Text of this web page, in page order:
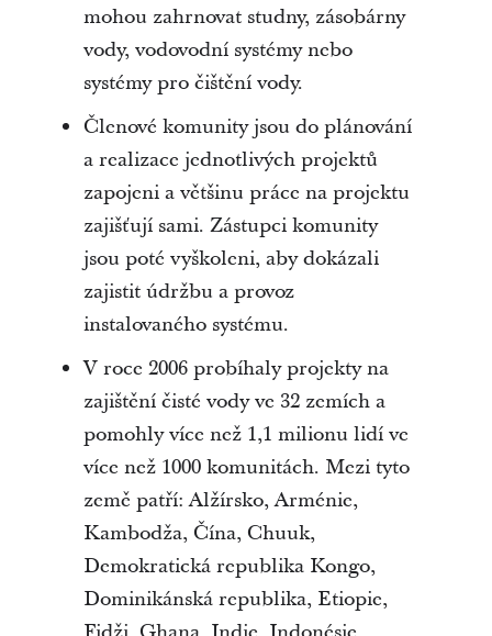
mohou zahrnovat studny, zásobárny
vody, vodovodní systémy nebo
systémy pro čištění vody.
Členové komunity jsou do plánování
a realizace jednotlivých projektů
zapojeni a většinu práce na projektu
zajišťují sami. Zástupci komunity
jsou poté vyškoleni, aby dokázali
zajistit údržbu a provoz
instalovaného systému.
V roce 2006 probíhaly projekty na
zajištění čisté vody ve 32 zemích a
pomohly více než 1,1 milionu lidí ve
více než 1000 komunitách. Mezi tyto
země patří: Alžírsko, Arménie,
Kambodža, Čína, Chuuk,
Demokratická republika Kongo,
Dominikánská republika, Etiopie,